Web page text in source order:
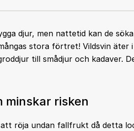
djur, men nattetid kan de
stora förtret! Vildsvin
till smådjur och kadaver.
minskar risken
röja undan fallfrukt då detta